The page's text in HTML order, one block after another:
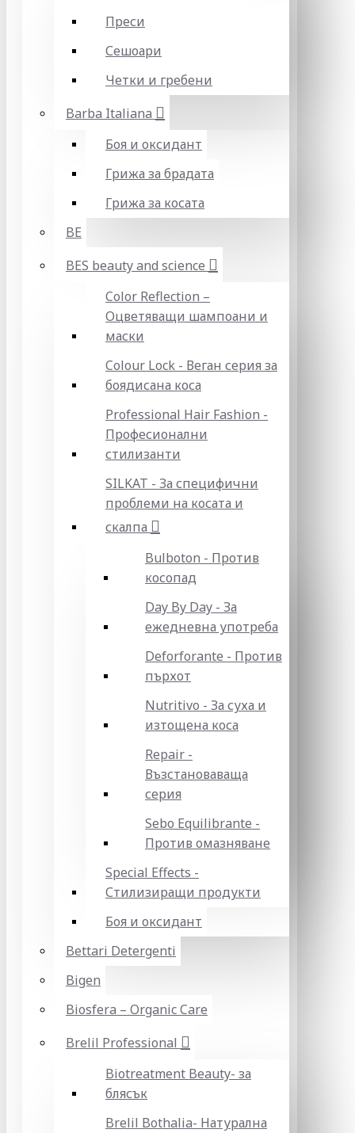
Преси
Сешоари
Четки и гребени
Barba Italiana
Боя и оксидант
Грижа за брадата
Грижа за косата
BE
BES beauty and science
Color Reflection –
Оцветяващи шампоани и
маски
Colour Lock - Веган серия за
боядисана коса
Professional Hair Fashion -
Професионални
стилизанти
SILKAT - За специфични
проблеми на косата и
скалпа
Bulboton - Против
косопад
Day By Day - За
ежедневна употреба
Deforforante - Против
пърхот
Nutritivo - За суха и
изтощена коса
Repair -
Възстановаваща
серия
Sebo Equilibrante -
Против омазняване
Special Effects -
Стилизиращи продукти
Боя и оксидант
Bettari Detergenti
Bigen
Biosfera – Organic Care
Brelil Professional
Biotreatment Beauty- за
блясък
Brelil Bothalia- Натурална